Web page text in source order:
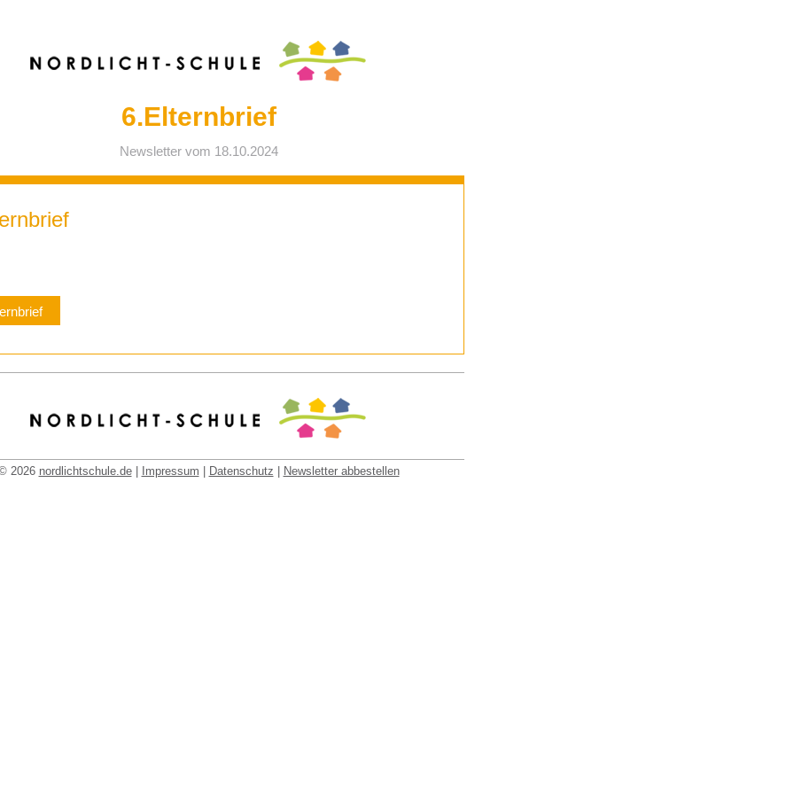
6.Elternbrief
Newsletter vom 18.10.2024
2026 nordlichtschule.de| Impressum Datenschutz Newsletter abbestellen